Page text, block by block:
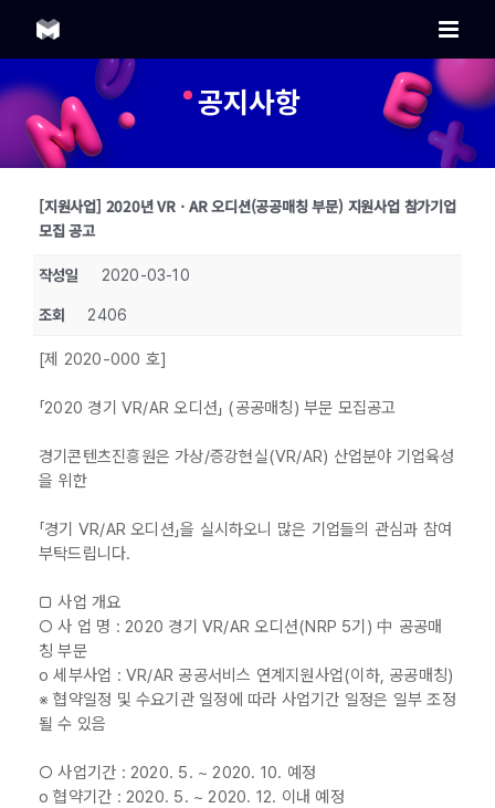
content
공지사항
[지원사업] 2020년 VRㆍAR 오디션(공공매칭 부문) 지원사업 참가기업
모집 공고
작성일 2020-03-10
조회 2406
[제 2020-000 호]
「2020 경기 VR/AR 오디션」 (공공매칭) 부문 모집공고
경기콘텐츠진흥원은 가상/증강현실(VR/AR) 산업분야 기업육성
을 위한
「경기 VR/AR 오디션」을 실시하오니 많은 기업들의 관심과 참여
부탁드립니다.
□ 사업 개요
○ 사 업 명 : 2020 경기 VR/AR 오디션(NRP 5기) 中 공공매
칭 부문
o 세부사업 : VR/AR 공공서비스 연계지원사업(이하, 공공매칭)
※ 협약일정 및 수요기관 일정에 따라 사업기간 일정은 일부 조정
될 수 있음
○ 사업기간 : 2020. 5. ~ 2020. 10. 예정
o 협약기간 : 2020. 5. ~ 2020. 12. 이내 예정